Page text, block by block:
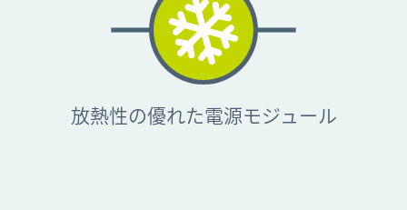
放熱性の優れた電源モジュール